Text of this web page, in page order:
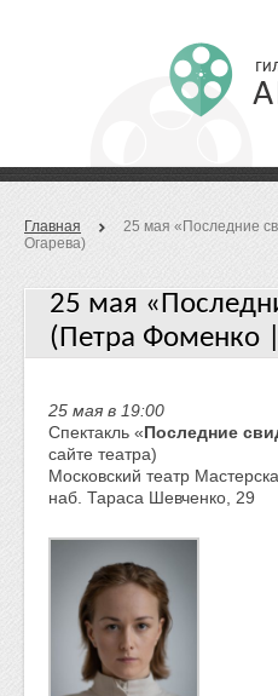
Главная
25 мая «Послед­ние
Огарева)
25 мая
(Петра Фоменко
25 мая в 19:00
Спектакль «Послед­ние
сайте театра)
Московский театр
наб. Тараса Шевченко, 29